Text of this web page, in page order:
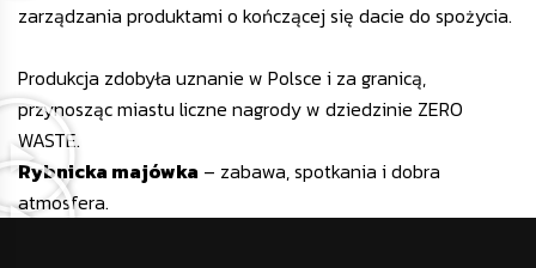
zarządzania produktami o kończącej się dacie do spożycia.
Produkcja zdobyła uznanie w Polsce i za granicą,
przynosząc miastu liczne nagrody w dziedzinie ZERO
WASTE.
Rybnicka majówka – zabawa, spotkania i dobra
atmosfera.